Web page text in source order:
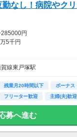
なし！病院やク
円
5千円
21万円
6万5千円
(5時間分）
時間外労働の有無にかかわ
給。
線東戸塚駅
残業月20時間以下 ボーナス
フリーター歓迎 主婦(夫)歓迎
募へ進む